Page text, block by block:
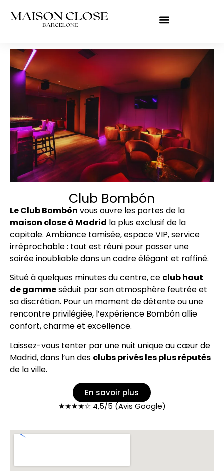
Club Bombón
Le Club Bombón vous ouvre les portes de la
maison close à Madrid la plus exclusif de la
capitale. Ambiance tamisée, espace VIP, service
irréprochable : tout est réuni pour passer une
soirée inoubliable dans un cadre élégant et raffiné.
Situé à quelques minutes du centre, ce club haut
de gammeséduit par son atmosphère feutrée et
sa discrétion. Pour un moment de détente ou une
rencontre privilégiée, l’expérience Bombón allie
confort, charme et excellence.
Laissez-vous tenter par une nuit unique au cœur de
Madrid, dans l’un des clubs privés les plus réputés
de la ville.
En savoir plus
★★★★☆ 4,5/5 (Avis Google)